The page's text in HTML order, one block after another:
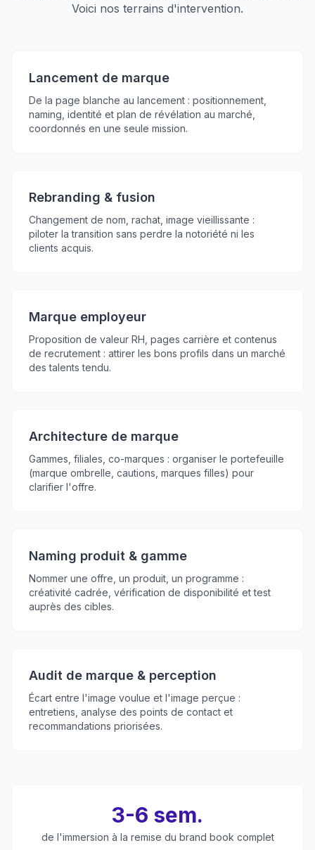
Voici nos terrains d'intervention.
Lancement de marque
De la page blanche au lancement : positionnement,
naming, identité et plan de révélation au marché,
coordonnés en une seule mission.
Rebranding & fusion
Changement de nom, rachat, image vieillissante :
piloter la transition sans perdre la notoriété ni les
clients acquis.
Marque employeur
Proposition de valeur RH, pages carrière et contenus
de recrutement : attirer les bons profils dans un marché
des talents tendu.
Architecture de marque
Gammes, filiales, co-marques : organiser le portefeuille
(marque ombrelle, cautions, marques filles) pour
clarifier l'offre.
Naming produit & gamme
Nommer une offre, un produit, un programme :
créativité cadrée, vérification de disponibilité et test
auprès des cibles.
Audit de marque & perception
Écart entre l'image voulue et l'image perçue :
entretiens, analyse des points de contact et
recommandations priorisées.
3-6 sem.
de l'immersion à la remise du brand book complet